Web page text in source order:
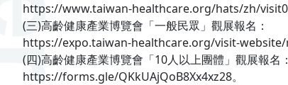
https://www.taiwan-healthcare.org/hats/zh/
(三)高齡健康產業博覽會「一般民眾」觀展報名：
https://expo.taiwan-healthcare.org/visit-website/
(四)高齡健康產業博覽會「10人以上團體」觀展報名：
https://forms.gle/QKkUAjQoB8Xx4xz28。